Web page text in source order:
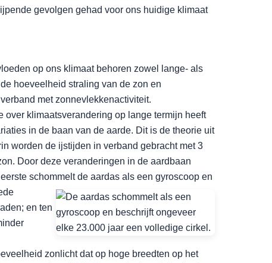
gevolgen gehad voor ons huidige klimaat
op ons klimaat behoren zowel lange- als
hoeveelheid straling van de zon en
met zonnevlekkenactiviteit.
over klimaatsverandering op lange termijn heeft
in de baan van de aarde. Dit is de theorie uit
worden de ijstijden in verband gebracht met 3
Door deze veranderingen in de aardbaan
schommelt de aardas als een gyroscoop en
en ten
zonlicht dat op hoge breedten op het